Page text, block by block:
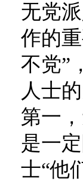
无党
作的
不党”
人士
第一
是一
士“他